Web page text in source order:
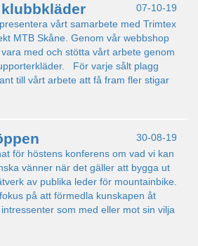
07-10-19
vårt samarbete med Trimtex
MTB Skåne. Genom vår webbshop
med och stötta vårt arbete genom
För varje sålt plagg
till vårt arbete att få fram fler stigar
30-08-19
för höstens konferens om vad vi kan
vänner när det gäller att bygga ut
av publika leder för mountainbike.
på att förmedla kunskapen åt
som med eller mot sin vilja